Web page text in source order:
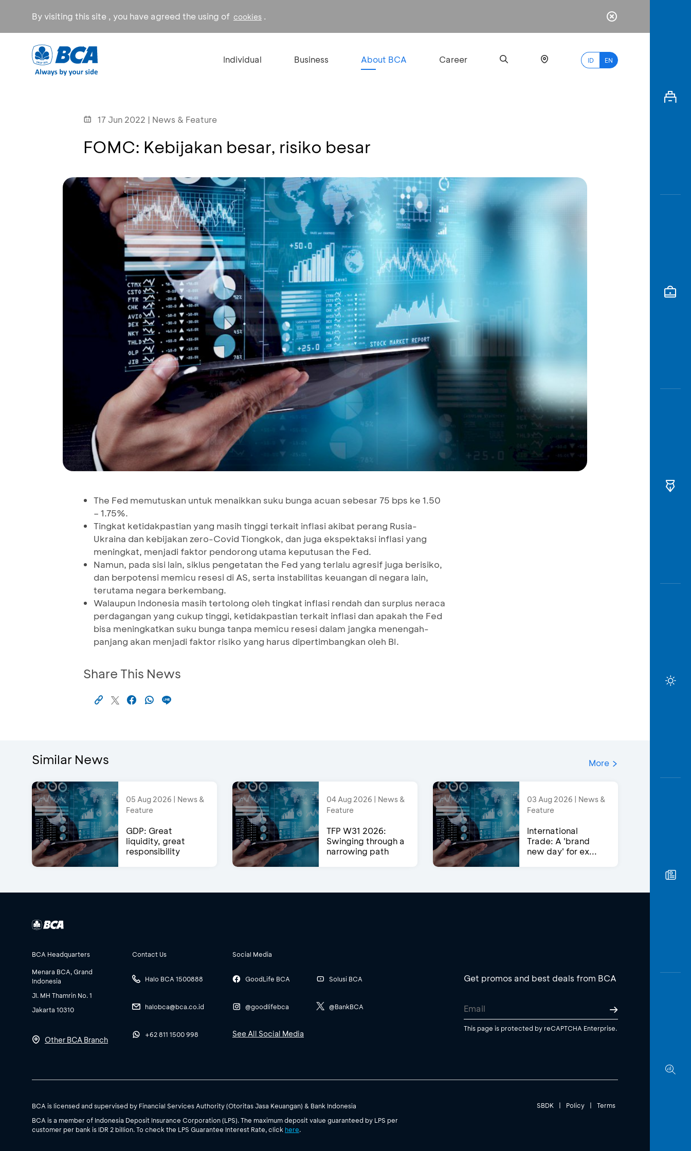
By visiting this site , you have agreed the using of cookies .
Individual Business About BCA Career ID EN
17 Jun 2022 | News & Feature
FOMC: Kebijakan besar, risiko besar
The Fed memutuskan untuk menaikkan suku bunga acuan sebesar 75 bps ke 1.50
– 1.75%.
Tingkat ketidakpastian yang masih tinggi terkait inflasi akibat perang Rusia-
Ukraina dan kebijakan zero-Covid Tiongkok, dan juga ekspektaksi inflasi yang
meningkat, menjadi faktor pendorong utama keputusan the Fed.
Namun, pada sisi lain, siklus pengetatan the Fed yang terlalu agresif juga berisiko,
dan berpotensi memicu resesi di AS, serta instabilitas keuangan di negara lain,
terutama negara berkembang.
Walaupun Indonesia masih tertolong oleh tingkat inflasi rendah dan surplus neraca
perdagangan yang cukup tinggi, ketidakpastian terkait inflasi dan apakah the Fed
bisa meningkatkan suku bunga tanpa memicu resesi dalam jangka menengah-
panjang akan menjadi faktor risiko yang harus dipertimbangkan oleh BI.
Share This News
Similar News More
05 Aug 2026 | News &
Feature
GDP: Great
liquidity, great
responsibility
04 Aug 2026 | News &
Feature
TFP W31 2026:
Swinging through a
narrowing path
03 Aug 2026 | News &
Feature
International
Trade: A 'brand
new day' for ex...
BCA Headquarters
Menara BCA, Grand
Indonesia
Jl. MH Thamrin No. 1
Jakarta 10310
Other BCA Branch
Contact Us
Halo BCA 1500888
halobca@bca.co.id
+62 811 1500 998
Social Media
GoodLife BCA
@goodlifebca
Solusi BCA
@BankBCA
See All Social Media
Get promos and best deals from BCA
This page is protected by reCAPTCHA Enterprise.
SBDK | Policy | Terms
BCA is licensed and supervised by Financial Services Authority (Otoritas Jasa Keuangan) & Bank Indonesia
BCA is a member of Indonesia Deposit Insurance Corporation (LPS). The maximum deposit value guaranteed by LPS per
customer per bank is IDR 2 billion. To check the LPS Guarantee Interest Rate, click here.